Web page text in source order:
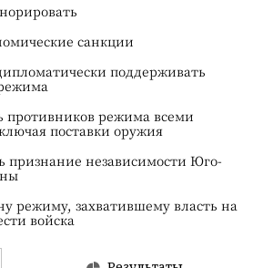
санкции
поддерживать
противников режима всеми
поставки оружия
признание независимости Юго-
режиму, захватившему власть на
войска